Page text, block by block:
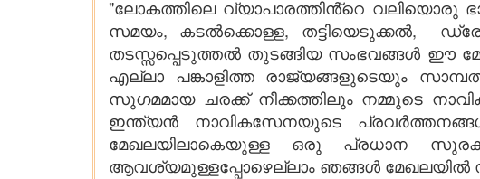
"ലോകത്തിലെ വ്യാപാരത്തിൻ്റെ
സമയം, കടൽക്കൊള്ള,
തടസ്സപ്പെടുത്തൽ തുടങ്ങിയ സംഭവങ്ങൾ ഈ
എല്ലാ പങ്കാളിത്ത രാജ്യങ്ങളുടെയും
സുഗമമായ ചരക്ക് നീക്കത്തിലും നമ്മുടെ
ഇന്ത്യൻ നാവികസേനയുടെ
മേഖലയിലാകെയുള്ള ഒരു പ്രധാന
ആവശ്യമുള്ളപ്പോഴെല്ലാം ഞങ്ങൾ മേഖലയിൽ